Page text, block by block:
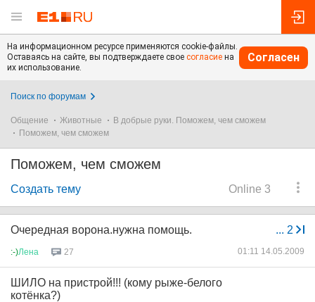
На информационном ресурсе применяются cookie-файлы.
Оставаясь на сайте, вы подтверждаете свое согласие на
их использование.
Согласен
Поиск по форумам
Общение Животные
В добрые руки. Поможем, чем сможем
Поможем, чем сможем
Поможем, чем сможем
Online 3
Создать тему
... 2
Очередная ворона.нужна помощь.
:-)Лена 27 01:11 14.05.2009
ШИЛО на пристрой!!! (кому рыже-белого
котёнка?)